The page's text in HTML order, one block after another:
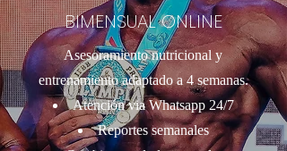
BIMENSUAL ONLINE
Asesoramiento nutricional y
entrenamiento adaptado a 4 semanas.
Atención via Whatsapp 24/7
Reportes semanales